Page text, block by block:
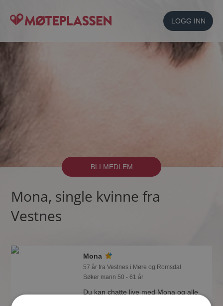
LOGG INN
BLI MEDLEM
Mona, single kvinne fra
Vestnes
Mona
57 år fra Vestnes i Møre og Romsdal
Søker mann 50 - 61 år
Du kan chatte live med Mona og alle